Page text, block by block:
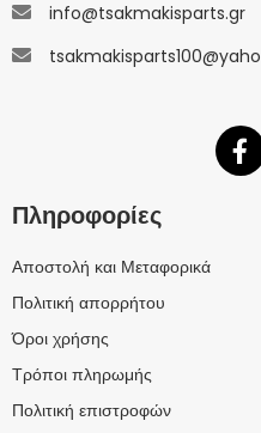
info@tsakmakisparts.gr
Πληροφορίες
Αποστολή και Μεταφορικά
Πολιτική απορρήτου
Όροι χρήσης
Τρόποι πληρωμής
Πολιτική επιστροφών